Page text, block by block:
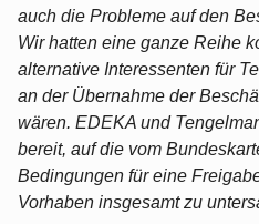
auch die Probleme auf den
Wir hatten eine ganze Reihe
alternative Interessenten für
an der Übernahme der
wären. EDEKA und
bereit, auf die vom
Bedingungen für eine
Vorhaben insgesamt zu